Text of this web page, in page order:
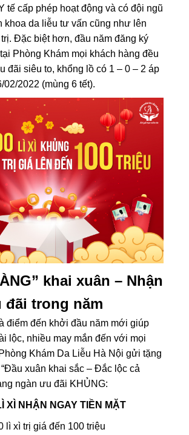
tế cấp phép hoạt động và có đội ngũ
khoa da liễu tư vấn cũng như lên
Đặc biệt hơn, đầu năm đăng ký
Phòng Khám mọi khách hàng đều
đãi siêu to, khổng lồ có 1 – 0 – 2 áp
02/2022 (mùng 6 tết).
khai xuân – Nhận
đãi trong năm
điểm đến khởi đầu năm mới giúp
lộc, nhiều may mắn đến với mọi
Khám Da Liễu Hà Nội gửi tặng
xuân khai sắc – Đắc lộc cả
ngàn ưu đãi KHỦNG:
XÌ NHẬN NGAY TIỀN MẶT
lì xì trị giá đến 100 triệu